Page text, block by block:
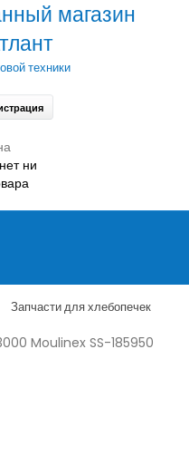
магазин
техники
ни
Запчасти для хлебопечек
Moulinex SS-185950